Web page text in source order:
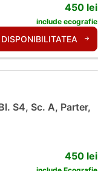
450 lei
include ecografie
S4, Sc. A, Parter,
450 lei